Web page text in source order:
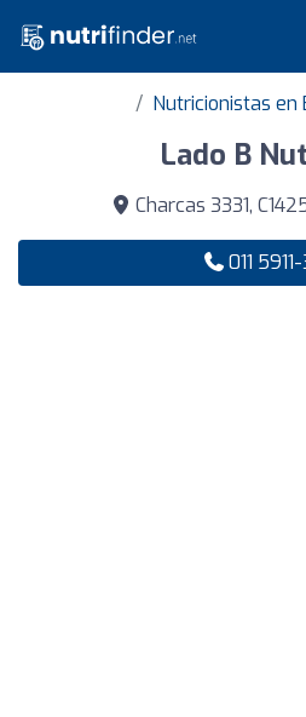
Nutricionistas en
Lado B
Charcas 3331,
011 5911-